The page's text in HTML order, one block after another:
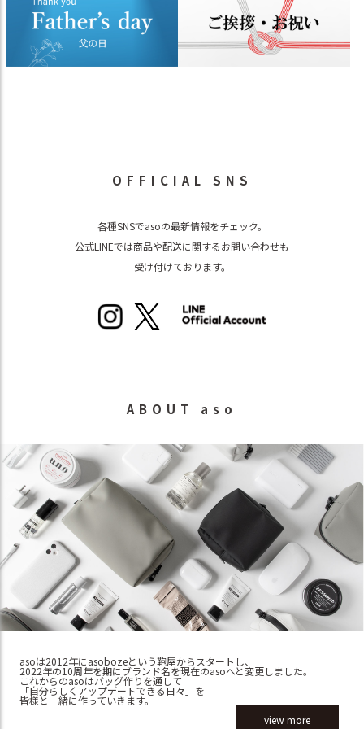
OFFICIAL SNS
各種SNSでasoの最新情報をチェック。
公式LINEでは商品や配送に関するお問い合わせも
受け付けております。
ABOUT aso
asoは2012年にasobozeという鞄屋からスタートし、
2022年の10周年を期にブランド名を現在のasoへと変更しました。
これからのasoはバッグ作りを通して
「自分らしくアップデートできる日々」を
皆様と一緒に作っていきます。
view more